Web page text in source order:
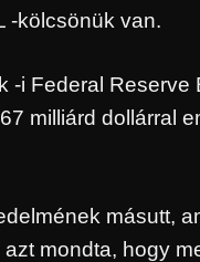
-kölcsönük van.
-i Federal
milliárd dollárral
másutt,
mondta, hogy